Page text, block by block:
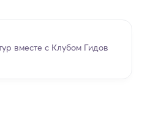
вместе с Клубом Гидов